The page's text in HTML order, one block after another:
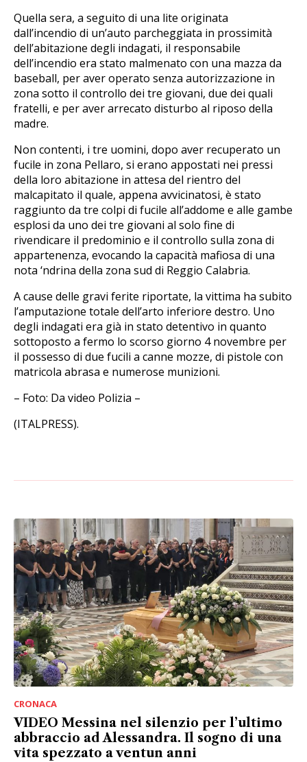
Quella sera, a seguito di una lite originata
dall’incendio di un’auto parcheggiata in prossimità
dell’abitazione degli indagati, il responsabile
dell’incendio era stato malmenato con una mazza da
baseball, per aver operato senza autorizzazione in
zona sotto il controllo dei tre giovani, due dei quali
fratelli, e per aver arrecato disturbo al riposo della
madre.
Non contenti, i tre uomini, dopo aver recuperato un
fucile in zona Pellaro, si erano appostati nei pressi
della loro abitazione in attesa del rientro del
malcapitato il quale, appena avvicinatosi, è stato
raggiunto da tre colpi di fucile all’addome e alle gambe
esplosi da uno dei tre giovani al solo fine di
rivendicare il predominio e il controllo sulla zona di
appartenenza, evocando la capacità mafiosa di una
nota ‘ndrina della zona sud di Reggio Calabria.
A cause delle gravi ferite riportate, la vittima ha subito
l’amputazione totale dell’arto inferiore destro. Uno
degli indagati era già in stato detentivo in quanto
sottoposto a fermo lo scorso giorno 4 novembre per
il possesso di due fucili a canne mozze, di pistole con
matricola abrasa e numerose munizioni.
– Foto: Da video Polizia –
(ITALPRESS).
CRONACA
VIDEO Messina nel silenzio per l’ultimo
abbraccio ad Alessandra. Il sogno di una
vita spezzato a ventun anni